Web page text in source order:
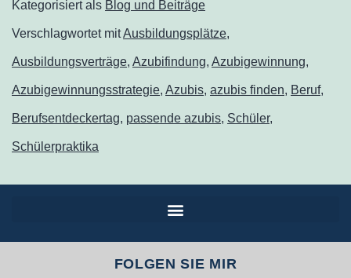
Kategorisiert als Blog und Beiträge
Verschlagwortet mitAusbildungsplätze,
Ausbildungsverträge, Azubifindung, Azubigewinnung,
Azubigewinnungsstrategie, Azubis, azubis finden, Beruf,
Berufsentdeckertag, passende azubis, Schüler,
Schülerpraktika
FOLGEN SIE MIR